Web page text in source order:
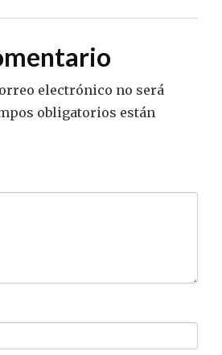
electrónico no será
obligatorios están